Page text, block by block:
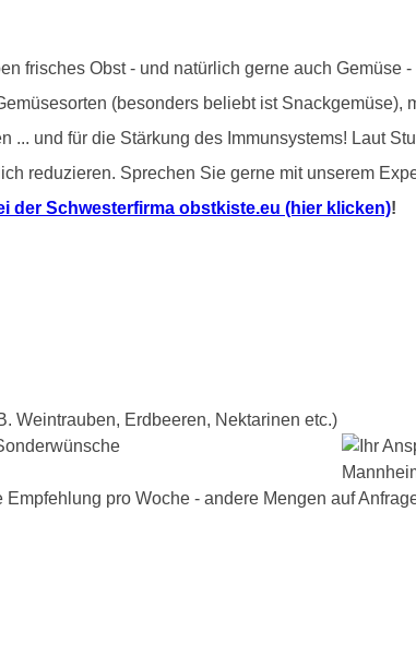
frisches Obst - und natürlich gerne auch Gemüse
(besonders beliebt ist Snackgemüse),
... und für die Stärkung des Immunsystems! Laut
reduzieren. Sprechen Sie gerne mit unserem
der Schwesterfirma obstkiste.eu (hier klicken)!
Weintrauben, Erdbeeren, Nektarinen etc.)
pro Woche - andere Mengen auf